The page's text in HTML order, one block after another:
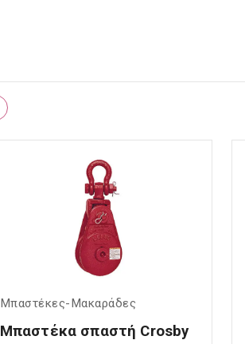
Μπαστέκες-Μακαράδες
Μπαστέκα σπαστή Crosby